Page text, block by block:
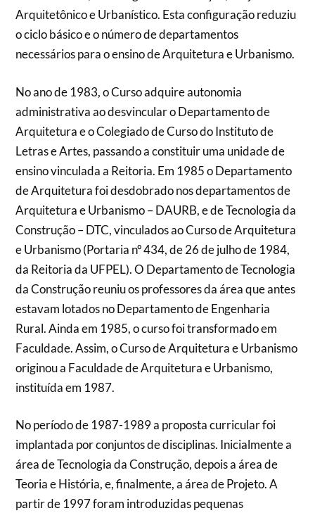
Arquitetônico e Urbanístico. Esta configuração reduziu
o ciclo básico e o número de departamentos
necessários para o ensino de Arquitetura e Urbanismo.
No ano de 1983, o Curso adquire autonomia
administrativa ao desvincular o Departamento de
Arquitetura e o Colegiado de Curso do Instituto de
Letras e Artes, passando a constituir uma unidade de
ensino vinculada a Reitoria. Em 1985 o Departamento
de Arquitetura foi desdobrado nos departamentos de
Arquitetura e Urbanismo – DAURB, e de Tecnologia da
Construção – DTC, vinculados ao Curso de Arquitetura
e Urbanismo (Portaria nº 434, de 26 de julho de 1984,
da Reitoria da UFPEL). O Departamento de Tecnologia
da Construção reuniu os professores da área que antes
estavam lotados no Departamento de Engenharia
Rural. Ainda em 1985, o curso foi transformado em
Faculdade. Assim, o Curso de Arquitetura e Urbanismo
originou a Faculdade de Arquitetura e Urbanismo,
instituída em 1987.
No período de 1987-1989 a proposta curricular foi
implantada por conjuntos de disciplinas. Inicialmente a
área de Tecnologia da Construção, depois a área de
Teoria e História, e, finalmente, a área de Projeto. A
partir de 1997 foram introduzidas pequenas